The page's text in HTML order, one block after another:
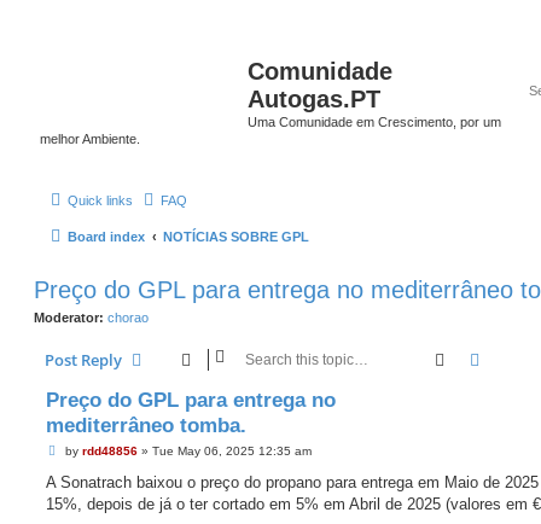
Comunidade
Autogas.PT
Uma Comunidade em Crescimento, por um
melhor Ambiente.
Quick links FAQ
Board index NOTÍCIAS SOBRE GPL
Preço do GPL para entrega no mediterrâneo
Moderator: chorao
Post Reply Search
Preço do GPL para entrega no
mediterrâneo tomba.
P
s
by rdd48856» Tue May 06, 2025 12:35 am
A Sonatrach baixou o preço do propano para entrega em Maio de
15%, depois de já o ter cortado em 5% em Abril de 2025 (valores em